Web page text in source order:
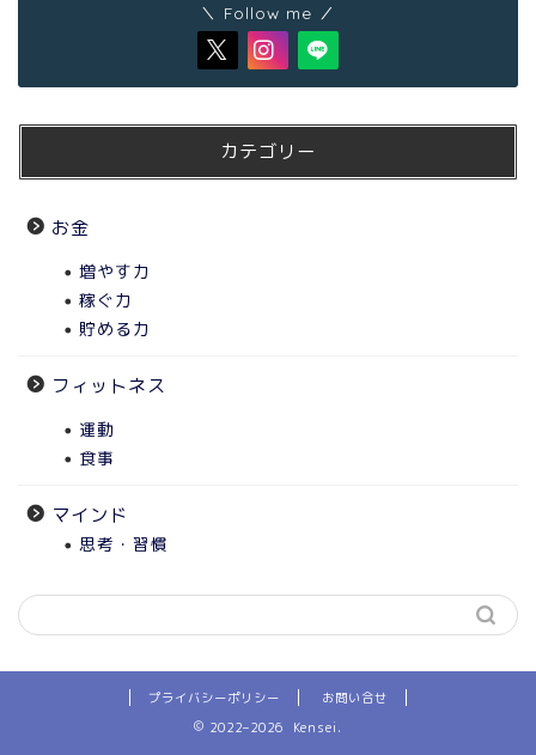
＼ Follow me ／
カテゴリー
お金
増やす力
稼ぐ力
貯める力
フィットネス
運動
食事
マインド
思考・習慣
プライバシーポリシー
お問い合せ
2022–2026 Kensei.